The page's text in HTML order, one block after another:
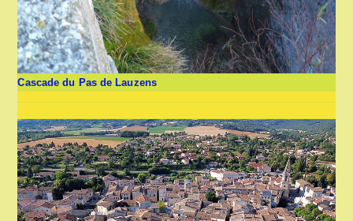
Cascade du Pas de Lauzens